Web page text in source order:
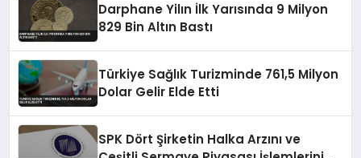
Darphane Yilın İlk Yarısında 9 Milyon
829 Bin Altın Bastı
Türkiye Sağlık Turizminde 761,5 Milyon
Dolar Gelir Elde Etti
SPK Dört Şirketin Halka Arzını ve